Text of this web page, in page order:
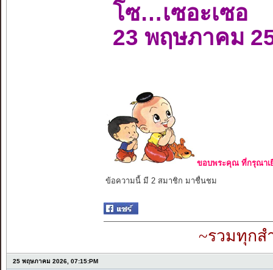
โซ…เซอะเซอ
23 พฤษภาคม
ขอบพระคุณ ที่กรุณาเ
ข้อความนี้ มี 2 สมาชิก มาชื่นชม
~รวมทุกส
25 พฤษภาคม 2026, 07:15:PM